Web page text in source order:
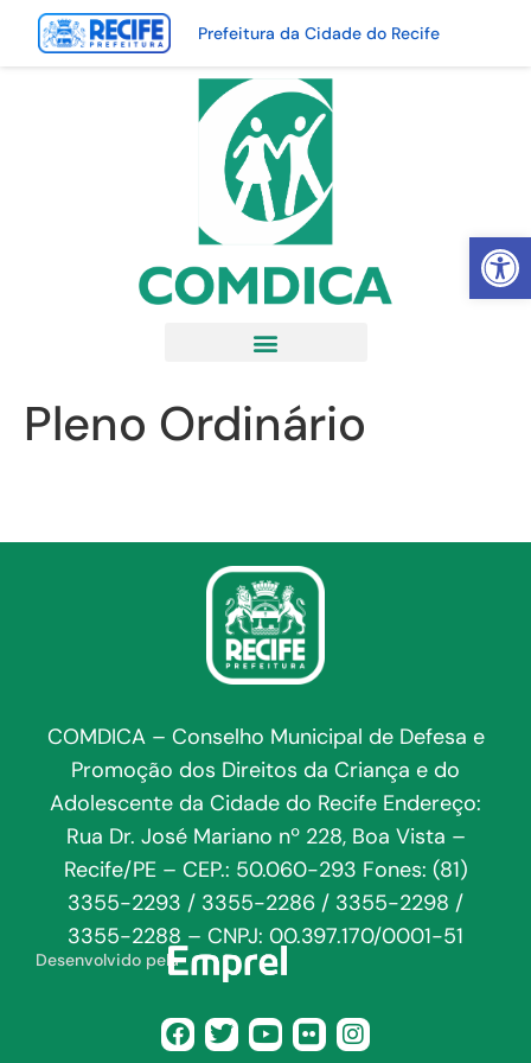
Abrir
Prefeitura da Cidade do Recife
Pleno Ordinário
COMDICA – Conselho Municipal de Defesa e
Promoção dos Direitos da Criança e do
Adolescente da Cidade do Recife Endereço:
Rua Dr. José Mariano nº 228, Boa Vista –
Recife/PE – CEP.: 50.060-293 Fones: (81)
3355-2293 / 3355-2286 / 3355-2298 /
3355-2288 – CNPJ: 00.397.170/0001-51
Desenvolvido pela